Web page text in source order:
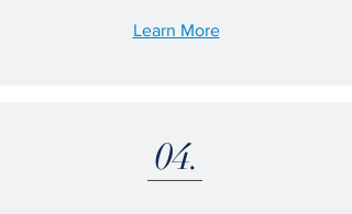
Learn More
04.